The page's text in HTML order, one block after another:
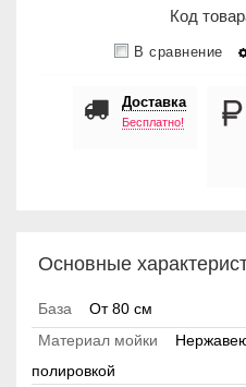
Код
В сравнение
Доставка
Бесплатно!
Основные
База
От 80 см
Материал мойки
полировкой